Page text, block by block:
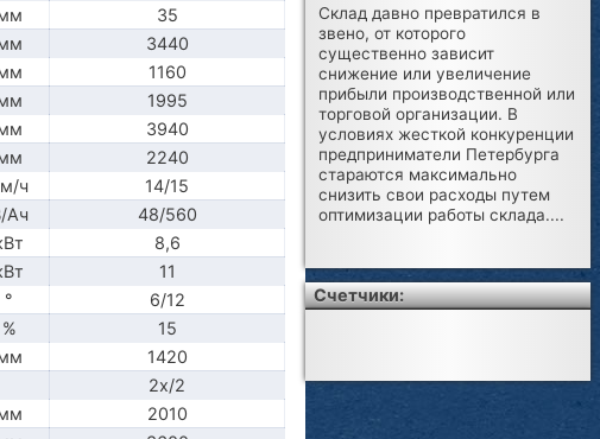
35
3440
1160
1995
3940
2240
ч
14/15
Ач
48/560
8,6
11
°
6/12
%
15
1420
2x/2
2010
Склад давно превратился в
звено, от которого
существенно зависит
снижение или увеличение
прибыли производственной или
торговой организации. В
условиях жесткой конкуренции
предприниматели Петербурга
стараются максимально
снизить свои расходы путем
оптимизации работы склада....
Счетчики: